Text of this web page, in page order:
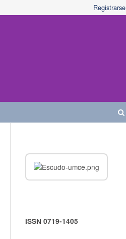
Registrarse
ISSN 0719-1405